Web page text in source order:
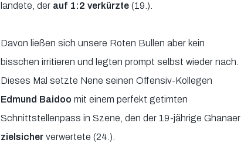
landete, der auf 1:2 verkürzte(19.).
Davon ließen sich unsere Roten Bullen aber kein
bisschen irritieren und legten prompt selbst wieder nach.
Dieses Mal setzte Nene seinen Offensiv-Kollegen
Edmund Baidoo mit einem perfekt getimten
Schnittstellenpass in Szene, den der 19-jährige Ghanaer
zielsicherverwertete (24.).